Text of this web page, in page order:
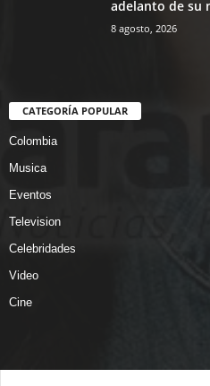
adelanto de su
8 agosto, 2026
CATEGORÍA POPULAR
Colombia
Musica
Eventos
Television
Celebridades
Video
Cine